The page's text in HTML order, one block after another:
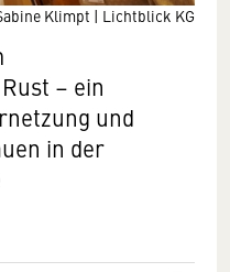
Klimpt | Lichtblick KG
– ein
und
in der